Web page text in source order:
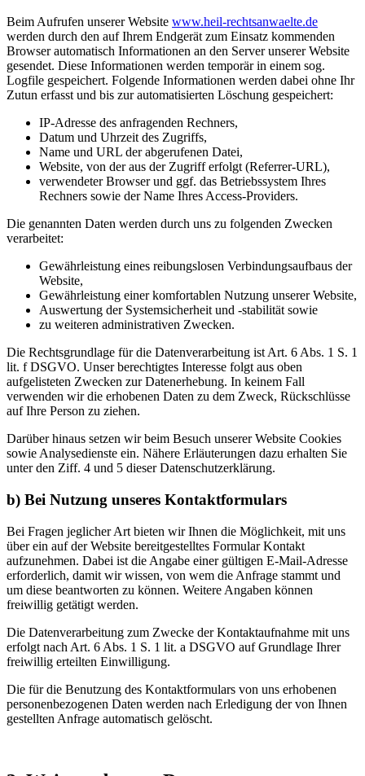
Beim Aufrufen unserer Website www.heil-rechtsanwaelte.de
werden durch den auf Ihrem Endgerät zum Einsatz kommenden
Browser automatisch Informationen an den Server unserer Website
gesendet. Diese Informationen werden temporär in einem sog.
Logfile gespeichert. Folgende Informationen werden dabei ohne Ihr
Zutun erfasst und bis zur automatisierten Löschung gespeichert:
IP-Adresse des anfragenden Rechners,
Datum und Uhrzeit des Zugriffs,
Name und URL der abgerufenen Datei,
Website, von der aus der Zugriff erfolgt (Referrer-URL),
verwendeter Browser und ggf. das Betriebssystem Ihres
Rechners sowie der Name Ihres Access-Providers.
Die genannten Daten werden durch uns zu folgenden Zwecken
verarbeitet:
Gewährleistung eines reibungslosen Verbindungsaufbaus der
Website,
Gewährleistung einer komfortablen Nutzung unserer Website,
Auswertung der Systemsicherheit und -stabilität sowie
zu weiteren administrativen Zwecken.
Die Rechtsgrundlage für die Datenverarbeitung ist Art. 6 Abs. 1 S. 1
lit. f DSGVO. Unser berechtigtes Interesse folgt aus oben
aufgelisteten Zwecken zur Datenerhebung. In keinem Fall
verwenden wir die erhobenen Daten zu dem Zweck, Rückschlüsse
auf Ihre Person zu ziehen.
Darüber hinaus setzen wir beim Besuch unserer Website Cookies
sowie Analysedienste ein. Nähere Erläuterungen dazu erhalten Sie
unter den Ziff. 4 und 5 dieser Datenschutzerklärung.
b) Bei Nutzung unseres Kontaktformulars
Bei Fragen jeglicher Art bieten wir Ihnen die Möglichkeit, mit uns
über ein auf der Website bereitgestelltes Formular Kontakt
aufzunehmen. Dabei ist die Angabe einer gültigen E-Mail-Adresse
erforderlich, damit wir wissen, von wem die Anfrage stammt und
um diese beantworten zu können. Weitere Angaben können
freiwillig getätigt werden.
Die Datenverarbeitung zum Zwecke der Kontaktaufnahme mit uns
erfolgt nach Art. 6 Abs. 1 S. 1 lit. a DSGVO auf Grundlage Ihrer
freiwillig erteilten Einwilligung.
Die für die Benutzung des Kontaktformulars von uns erhobenen
personenbezogenen Daten werden nach Erledigung der von Ihnen
gestellten Anfrage automatisch gelöscht.